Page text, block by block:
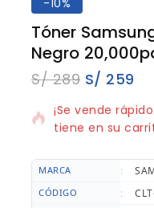
-10%
Tóner
Negro
S/289 S/ 259
13 productos
¡Se vende
tiene en su
MARCA :
CÓDIGO :